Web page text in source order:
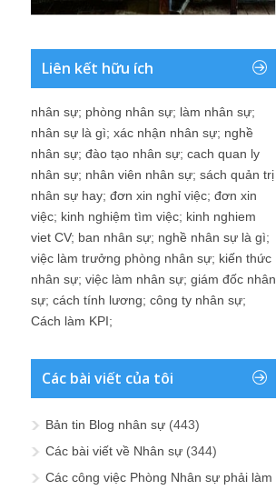
Liên kết hữu ích
nhân sự; phòng nhân sự; làm nhân sự;
nhân sự là gì; xác nhận nhân sự; nghề
nhân sự; đào tạo nhân sự; cach quan ly
nhân sự; nhân viên nhân sự; sách quản trị
nhân sự hay; đơn xin nghỉ việc; đơn xin
việc; kinh nghiệm tìm việc; kinh nghiem
viet CV; ban nhân sự; nghề nhân sự là gì;
việc làm trưởng phòng nhân sự; kiến thức
nhân sự; việc làm nhân sự; giám đốc nhân
sự; cách tính lương; công ty nhân sự;
Cách làm KPI;
Các bài viết của tôi
Bản tin Blog nhân sự (443)
Các bài viết về Nhân sự (344)
Các công việc Phòng Nhân sự phải làm